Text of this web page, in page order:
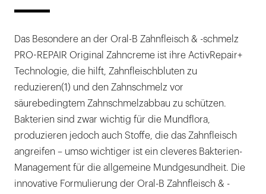
Das Besondere an der Oral-B Zahnfleisch & -schmelz
PRO-REPAIR Original Zahncreme ist ihre ActivRepair+
Technologie, die hilft, Zahnfleischbluten zu
reduzieren(1) und den Zahnschmelz vor
säurebedingtem Zahnschmelzabbau zu schützen.
Bakterien sind zwar wichtig für die Mundflora,
produzieren jedoch auch Stoffe, die das Zahnfleisch
angreifen – umso wichtiger ist ein cleveres Bakterien-
Management für die allgemeine Mundgesundheit. Die
innovative Formulierung der Oral-B Zahnfleisch & -